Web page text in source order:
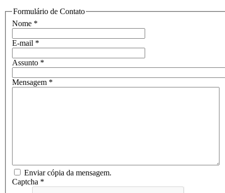
Formulário de Contato
Nome *
E-mail *
Assunto *
Mensagem *
Enviar cópia da mensagem.
Captcha *